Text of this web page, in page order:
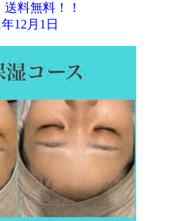
送料無料！！
12月1日